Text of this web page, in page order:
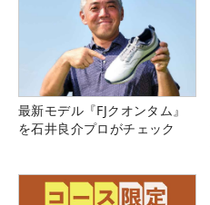
最新モデル『FJクオンタム』
を石井良介プロがチェック